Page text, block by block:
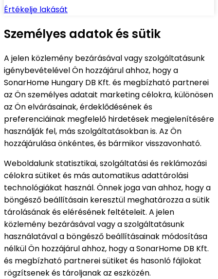
Értékelje lakását
Személyes adatok és sütik
A jelen közlemény bezárásával vagy szolgáltatásunk
igénybevételével Ön hozzájárul ahhoz, hogy a
SonarHome Hungary DB Kft. és megbízható partnerei
az Ön személyes adatait marketing célokra, különösen
az Ön elvárásainak, érdeklődésének és
preferenciáinak megfelelő hirdetések megjelenítésére
használják fel, más szolgáltatásokban is. Az Ön
hozzájárulása önkéntes, és bármikor visszavonható.
Weboldalunk statisztikai, szolgáltatási és reklámozási
célokra sütiket és más automatikus adattárolási
technológiákat használ. Önnek joga van ahhoz, hogy a
böngésző beállításain keresztül meghatározza a sütik
tárolásának és elérésének feltételeit. A jelen
közlemény bezárásával vagy a szolgáltatásunk
használatával a böngésző beállításainak módosítása
nélkül Ön hozzájárul ahhoz, hogy a SonarHome DB Kft.
és megbízható partnerei sütiket és hasonló fájlokat
rögzítsenek és tároljanak az eszközén.